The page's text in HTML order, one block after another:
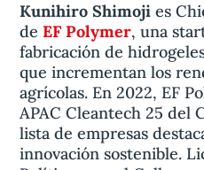
Kunihiro Shimoji es
deEF Polymer, una
fabricación de
que incrementan los
agrícolas. En 2022, EF
APAC Cleantech 25 del
lista de empresas
innovación sostenible.